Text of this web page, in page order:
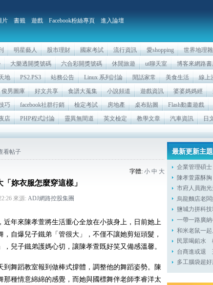
片 書籤 遊戲 Facebook粉絲專頁 進入論壇
明星藝人 股市理財 國家考試 流行資訊 愛shopping 世界地理
大樂透開獎號碼 六合彩開獎號碼 休閒旅遊 ut聊天室 博客來網路
地 PS2.PS3 站務公告 Linux 系列討論 閒話家常 美食生活 線上
俊男圖庫 好文共享 食譜大蒐集 小說頻道 遊戲資訊 婆婆媽媽經
巧 facebook社群行銷 檢定考試 房地產 桌布貼圖 Flash動畫遊戲
店 PHP程式討論 靈異無間道 英文檢定 教學文章 汽車資訊 日
看帖子
字體: 小 中 大
妳衣服怎麼穿這樣」
來源: ADJ網路控股集團
年來陳孝萱將生活重心全放在小孩身上，日前她上
自爆兒子鐵弟「管很大」，不僅不讓她剪短頭髮，
兒子鐵弟護媽心切，讓陳孝萱既好笑又備感溫馨。
舞蹈教室報到做棒式撐體，調整他的舞蹈姿勢。陳
種情意綿綿的感覺，而她與國標舞伴老師李睿洋太
最新更新主題
企業管理碩士
陳孝萱露酥胸
市府人員跑
烏龍麵店老闆
鹽城力拼科
一帶一路廣
和米老鼠一起
民眾喝鉛水
台商進或退
多工腦袋超